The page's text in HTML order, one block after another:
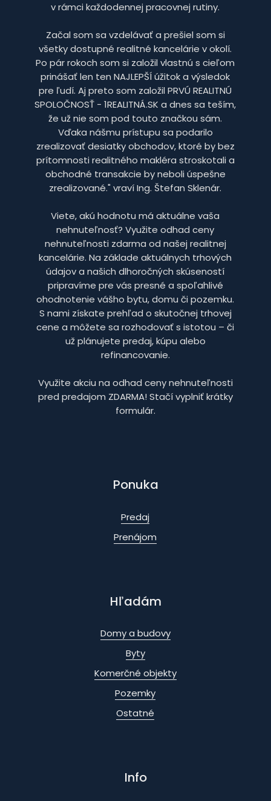
v rámci každodennej pracovnej rutiny.
Začal som sa vzdelávať a prešiel som si
všetky dostupné realitné kancelárie v okolí.
Po pár rokoch som si založil vlastnú s cieľom
prinášať len ten NAJLEPŠÍ úžitok a výsledok
pre ľudí. Aj preto som založil PRVÚ REALITNÚ
SPOLOČNOSŤ - 1REALITNÁ.SK a dnes sa teším,
že už nie som pod touto značkou sám.
Vďaka nášmu prístupu sa podarilo
zrealizovať desiatky obchodov, ktoré by bez
prítomnosti realitného makléra stroskotali a
obchodné transakcie by neboli úspešne
zrealizované." vraví Ing. Štefan Sklenár.
Viete, akú hodnotu má aktuálne vaša
nehnuteľnosť? Využite odhad ceny
nehnuteľnosti zdarma od našej realitnej
kancelárie. Na základe aktuálnych trhových
údajov a našich dlhoročných skúseností
pripravíme pre vás presné a spoľahlivé
ohodnotenie vášho bytu, domu či pozemku.
S nami získate prehľad o skutočnej trhovej
cene a môžete sa rozhodovať s istotou – či
už plánujete predaj, kúpu alebo
refinancovanie.
Využite akciu na odhad ceny nehnuteľnosti
pred predajom ZDARMA! Stačí vyplniť krátky
formulár.
Ponuka
Predaj
Prenájom
Hľadám
Domy a budovy
Byty
Komerčné objekty
Pozemky
Ostatné
Info